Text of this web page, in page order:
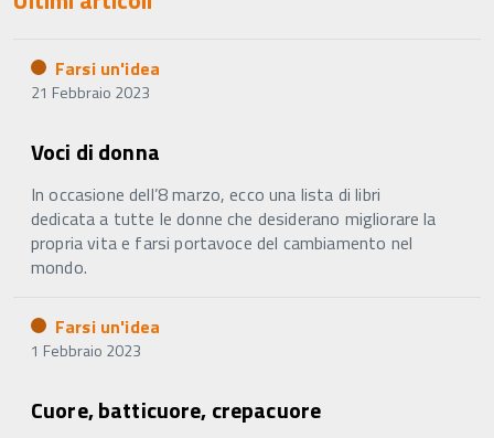
Farsi un'idea
21 Febbraio 2023
Voci di donna
In occasione dell’8 marzo, ecco una lista di libri
dedicata a tutte le donne che desiderano migliorare la
propria vita e farsi portavoce del cambiamento nel
mondo.
Farsi un'idea
1 Febbraio 2023
Cuore, batticuore, crepacuore